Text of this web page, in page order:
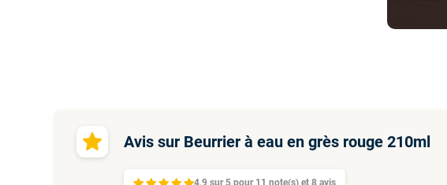
Avis sur Beurrier à eau en grès rouge 210ml
4,9 sur 5 pour 11note(s) et 8avis